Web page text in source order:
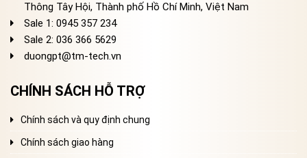
Thông Tây Hội, Thành phố Hồ Chí Minh, Việt Nam
Sale 1: 0945 357 234
Sale 2: 036 366 5629
duongpt@tm-tech.vn
CHÍNH SÁCH HỖ TRỢ
Chính sách và quy định chung
Chính sách giao hàng